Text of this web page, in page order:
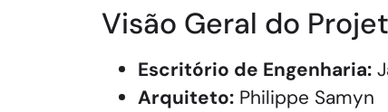
Visão Geral do
Escritório de Engenharia:
Arquiteto: Philippe Samyn